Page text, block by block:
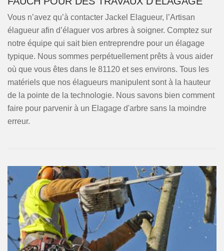
Vous n’avez qu’à contacter Jackel Elagueur, l’Artisan
élagueur afin d’élaguer vos arbres à soigner. Comptez sur
notre équipe qui sait bien entreprendre pour un élagage
typique. Nous sommes perpétuellement prêts à vous aider
où que vous êtes dans le 81120 et ses environs. Tous les
matériels que nos élagueurs manipulent sont à la hauteur
de la pointe de la technologie. Nous savons bien comment
faire pour parvenir à un Elagage d'arbre sans la moindre
erreur.